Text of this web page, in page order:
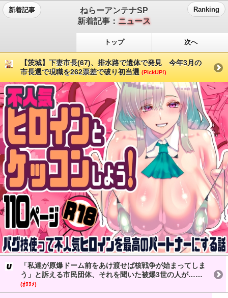
新着記事
ねらーアンテナSP
新着記事： ニュース
Ranking
トップ 次へ
【茨城】下妻市長(67)、排水路で遺体で発見 今年3月の
市長選で現職を262票差で破り初当選 (PickUP!)
「私達が原爆ドーム前をあけ渡せば核戦争が始まってしま
う」と訴える市民団体、それを聞いた被爆3世の人が……
(ｵﾇﾇﾒ)